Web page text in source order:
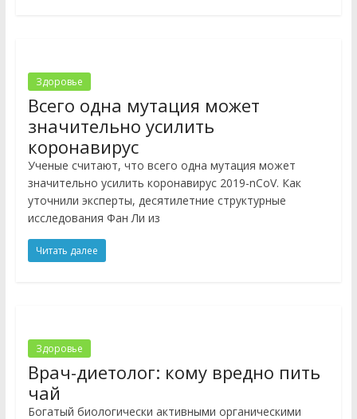
Здоровье
Всего одна мутация может
значительно усилить
коронавирус
Ученые считают, что всего одна мутация может
значительно усилить коронавирус 2019-nCoV. Как
уточнили эксперты, десятилетние структурные
исследования Фан Ли из
Читать далее
Здоровье
Врач-диетолог: кому вредно пить
чай
Богатый биологически активными органическими